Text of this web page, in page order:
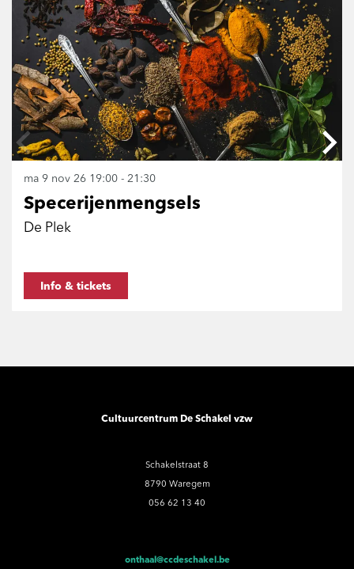
Specerijenmengsels
De Plek
ma 9 nov 26 19:00 - 21:30
Info & tickets
Cultuurcentrum De Schakel vzw
Schakelstraat 8
8790 Waregem
056 62 13 40
onthaal@ccdeschakel.be